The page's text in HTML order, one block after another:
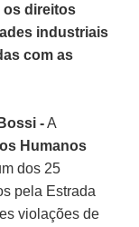
os direitos
industriais
com as
-A
Humanos
dos 25
pela Estrada
violações de